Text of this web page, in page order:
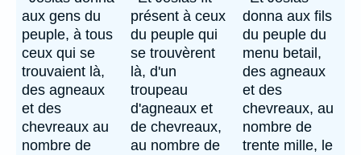
aux gens du
peuple, à tous
ceux qui se
trouvaient là,
des agneaux
et des
chevreaux au
nombre de
présent à ceux
du peuple qui
se trouvèrent
là, d'un
troupeau
d'agneaux et
de chevreaux,
au nombre de
donna aux fils
du peuple du
menu betail,
des agneaux
et des
chevreaux, au
nombre de
trente mille, le